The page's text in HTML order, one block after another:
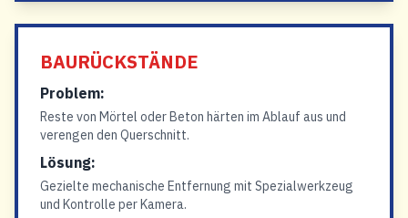
BAURÜCKSTÄNDE
Problem:
Reste von Mörtel oder Beton härten im Ablauf aus und
verengen den Querschnitt.
Lösung:
Gezielte mechanische Entfernung mit Spezialwerkzeug
und Kontrolle per Kamera.